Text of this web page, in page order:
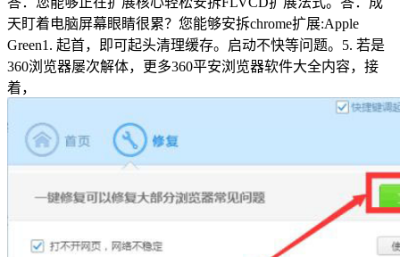
天盯着电脑屏幕眼睛很累？您能够安拆chrome扩展:Apple
Green1. 起首，即可起头清理缓存。启动不快等问题。5. 若是
360浏览器屡次解体，更多360平安浏览器软件大全内容，接
着，